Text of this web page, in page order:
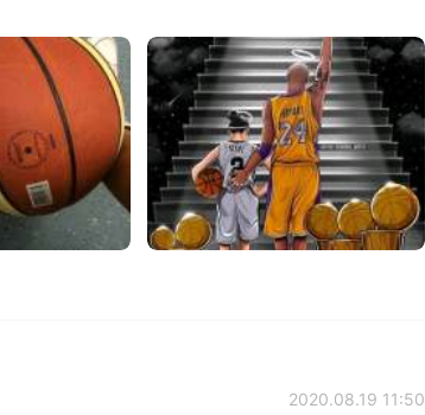
2020.08.19 11:50